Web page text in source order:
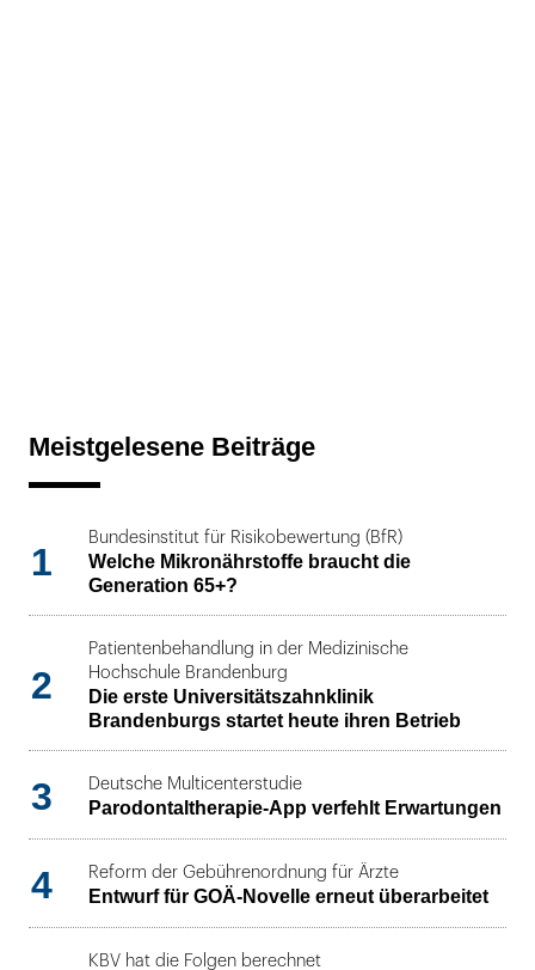
Meistgelesene Beiträge
1
Bundesinstitut für Risikobewertung (BfR)
Welche Mikronährstoffe braucht die
Generation 65+?
2
Patientenbehandlung in der Medizinische
Hochschule Brandenburg
Die erste Universitätszahnklinik
Brandenburgs startet heute ihren Betrieb
3 Deutsche Multicenterstudie
Parodontaltherapie-App verfehlt Erwartungen
4 Reform der Gebührenordnung für Ärzte
Entwurf für GOÄ-Novelle erneut überarbeitet
KBV hat die Folgen berechnet